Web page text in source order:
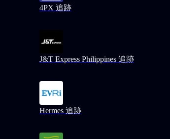
4PX 追跡
J&T Express Philippines 追跡
Hermes 追跡